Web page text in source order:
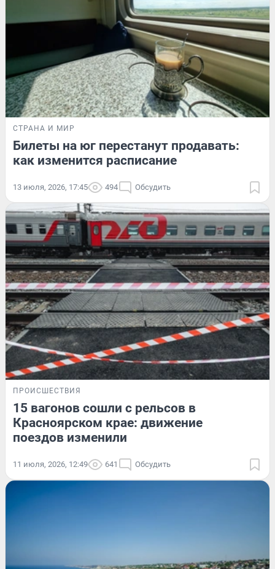
СТРАНА И МИР
Билеты на юг перестанут продавать:
как изменится расписание
13 июля, 2026, 17:45 494 Обсудить
ПРОИСШЕСТВИЯ
15 вагонов сошли с рельсов в
Красноярском крае: движение
поездов изменили
11 июля, 2026, 12:49 641 Обсудить